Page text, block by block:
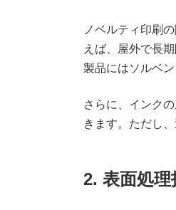
ノベルティ印刷
えば、屋外で長
製品にはソルベ
さらに、インク
きます。ただし
2. 表面処理